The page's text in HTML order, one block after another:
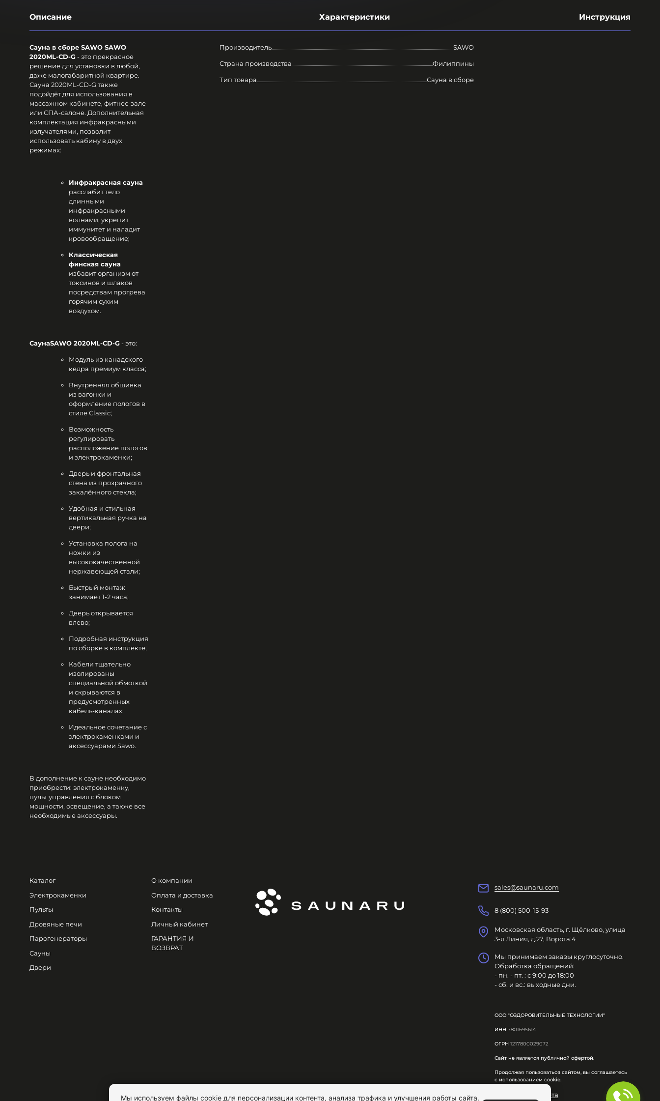
Описание Характеристики Инструкция
Сауна в сборе SAWO SAWO
2020ML-CD-G- это прекрасное
решение для установки в любой,
даже малогабаритной квартире.
Сауна 2020ML-CD-G также
подойдёт для использования в
массажном кабинете, фитнес-зале
или СПА-салоне. Дополнительная
комплектация инфракрасными
излучателями, позволит
использовать кабину в двух
режимах:
Инфракрасная сауна
расслабит тело
длинными
инфракрасными
волнами, укрепит
иммунитет и наладит
кровообращение;
Классическая
финская сауна
избавит организм от
токсинов и шлаков
посредствам прогрева
горячим сухим
воздухом.
СаунаSAWO 2020ML-CD-G- это:
Модуль из канадского
кедра премиум класса;
Внутренняя обшивка
из вагонки и
оформление пологов в
стиле Classic;
Возможность
регулировать
расположение пологов
и электрокаменки;
Дверь и фронтальная
стена из прозрачного
закалённого стекла;
Удобная и стильная
вертикальная ручка на
двери;
Установка полога на
ножки из
высококачественной
нержавеющей стали;
Быстрый монтаж
занимает 1-2 часа;
Дверь открывается
влево;
Подробная инструкция
по сборке в комплекте;
Кабели тщательно
изолированы
специальной обмоткой
и скрываются в
предусмотренных
кабель-каналах;
Идеальное сочетание с
электрокаменками и
аксессуарами Sawo.
В дополнение к сауне необходимо
приобрести: электрокаменку,
пульт управления с блоком
мощности, освещение, а также все
необходимые аксессуары.
Производитель SAWO
Страна производства Филиппины
Тип товара Сауна в сборе
Каталог
Электрокаменки
Пульты
Дровяные печи
Парогенераторы
Сауны
Двери
О компании
Оплата и доставка
Контакты
Личный кабинет
ГАРАНТИЯ И
ВОЗВРАТ
sales@saunaru.com
8 (800) 500-15-93
Московская область, г. Щёлково, улица
3-я Линия, д.27, Ворота:4
Мы принимаем заказы круглосуточно.
Обработка обращений:
- пн. - пт. : с 9:00 до 18:00
- сб. и вс.: выходные дни.
ООО "ОЗДОРОВИТЕЛЬНЫЕ ТЕХНОЛОГИИ"
ИНН 7801695614
ОГРН 1217800029072
Сайт не является публичной офертой.
Продолжая пользоваться сайтом, вы соглашаетесь
с использованием cookie.
Публичная оферта
Мы используем файлы cookie для персонализации контента, анализа трафика и улучшения работы сайта.